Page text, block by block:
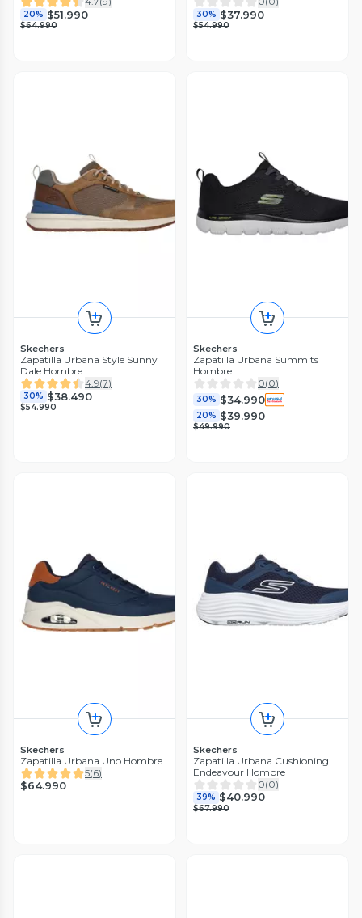
20% $51.990
$64.990
30% $37.990
$54.990
Skechers
Zapatilla Urbana Style Sunny
Dale Hombre
4.9(7)
30% $38.490
$54.990
Skechers
Zapatilla Urbana Summits
Hombre
0(0)
30% $34.990
20% $39.990
$49.990
Skechers
Zapatilla Urbana Uno Hombre
5(6)
$64.990
Skechers
Zapatilla Urbana Cushioning
Endeavour Hombre
0(0)
39% $40.990
$67.990